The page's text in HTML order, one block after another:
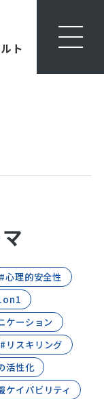
ト
#心理的安全性
ケーション
#リスキリング
活性化
ケイパビリティ